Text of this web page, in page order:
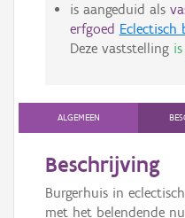
is aangeduid als
erfgoed Eclectisch
Deze vaststelling
ALGEMEEN
Beschrijving
Burgerhuis in
met het belendende